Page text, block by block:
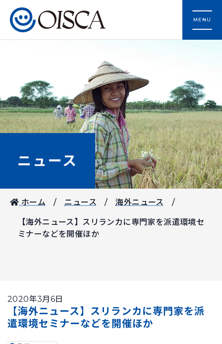
MENU
ニュース
ホーム ニュース 海外ニュース
【海外ニュース】スリランカに専門家を派遣環境セ
ミナーなどを開催ほか
2020年3月6日
【海外ニュース】スリランカに専門家を派
遣環境セミナーなどを開催ほか